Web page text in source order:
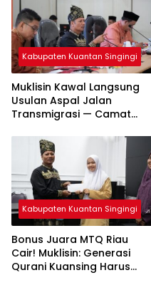
Kabupaten Kuantan Singingi
Muklisin Kawal Langsung
Usulan Aspal Jalan
Transmigrasi — Camat
Kabupaten Kuantan Singingi
Bonus Juara MTQ Riau
Cair! Muklisin: Generasi
Qurani Kuansing Harus